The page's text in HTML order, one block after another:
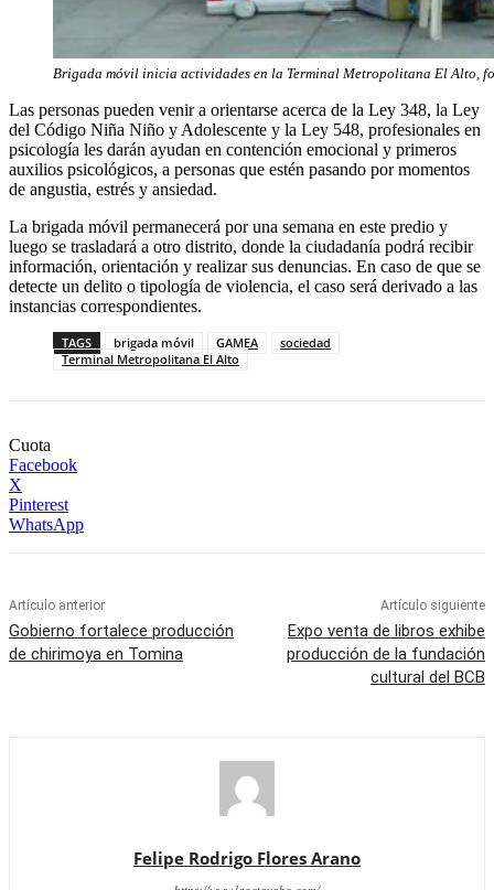
Brigada móvil inicia actividades en la Terminal Metropolitana El Alto,
Las personas pueden venir a orientarse acerca de la Ley 348, la Ley
del Código Niña Niño y Adolescente y la Ley 548, profesionales en
psicología les darán ayudan en contención emocional y primeros
auxilios psicológicos, a personas que estén pasando por momentos
de angustia, estrés y ansiedad.
La brigada móvil permanecerá por una semana en este predio y
luego se trasladará a otro distrito, donde la ciudadanía podrá recibir
información, orientación y realizar sus denuncias. En caso de que se
detecte un delito o tipología de violencia, el caso será derivado a las
instancias correspondientes.
TAGS brigada móvil GAMEA
sociedad
Terminal Metropolitana El Alto
Cuota
Facebook
X
Pinterest
WhatsApp
Artículo anterior
Gobierno fortalece producción
de chirimoya en Tomina
Artículo siguiente
Expo venta de libros exhibe
producción de la fundación
cultural del BCB
Felipe Rodrigo Flores Arano